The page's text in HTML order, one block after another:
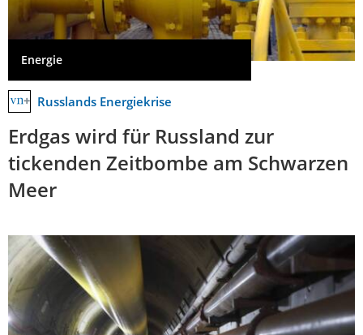
Energie
Russlands Energiekrise
Erdgas wird für Russland zur
tickenden Zeitbombe am Schwarzen
Meer